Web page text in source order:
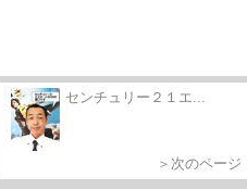
センチュリー２１エ...
＞次のページ